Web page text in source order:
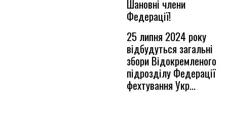
Шановні члени
Федерації!
25 липня 2024 року
відбудуться загальні
збори Відокремленого
підрозділу Федерації
фехтування Укр...